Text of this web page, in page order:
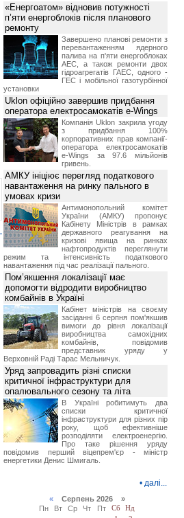
«Енергоатом» відновив потужності
п’яти енергоблоків після планового
ремонту
Завершено планові ремонти з
перевантаженням ядерного
палива на п'яти енергоблоках
АЕС, а також ремонти двох
гідроагрегатів ГАЕС, одного -
ГЕС і мобільної газотурбінної
установки
Uklon офіційно завершив придбання
оператора електросамокатів e-Wings
Компанія Uklon закрила угоду
з придбання 100%
корпоративних прав компанії-
оператора електросамокатів
e-Wings за 97.6 мільйонів
гривень.
АМКУ ініціює перегляд податкового
навантаження на ринку пального в
умовах кризи
Антимонопольний комітет
України (АМКУ) пропонує
Кабінету Міністрів в рамках
державного реагування на
кризові явища на ринках
нафтопродуктів переглянути
режим та інтенсивність податкового
навантаження під час реалізації пального.
Пом’якшення локалізації має
допомогти відродити виробництво
комбайнів в Україні
Кабінет міністрів на своєму
засіданні 6 серпня пом'якшив
вимоги до рівня локалізації
виробництва самохідних
комбайнів, повідомив
представник уряду у
Верховній Раді Тарас Мельничук.
Уряд запровадить різні списки
критичної інфраструктури для
опалювального сезону та літа
В Україні робитимуть два
списки критичної
інфраструктури для різних пір
року, щоб ефективніше
розподіляти електроенергію.
Про таке рішення уряду
повідомив перший віцепрем'єр - міністр
енергетики Денис Шмигаль.
• далі...
«Серпень 2026 »
Пн
Вт Ср Чт Пт Сб
Нд